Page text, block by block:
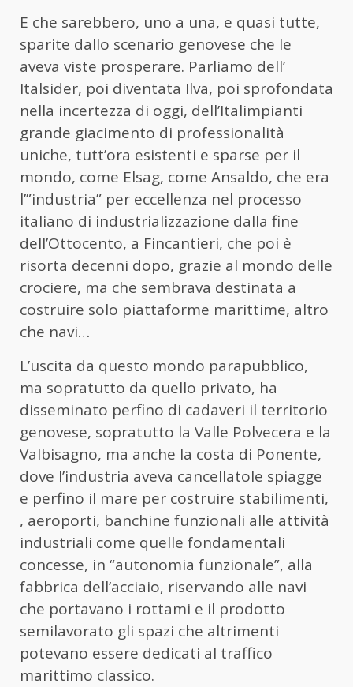
E che sarebbero, uno a una, e quasi tutte,
sparite dallo scenario genovese che le
aveva viste prosperare. Parliamo dell’
Italsider, poi diventata Ilva, poi sprofondata
nella incertezza di oggi, dell’Italimpianti
grande giacimento di professionalità
uniche, tutt’ora esistenti e sparse per il
mondo, come Elsag, come Ansaldo, che era
l’”industria” per eccellenza nel processo
italiano di industrializzazione dalla fine
dell’Ottocento, a Fincantieri, che poi è
risorta decenni dopo, grazie al mondo delle
crociere, ma che sembrava destinata a
costruire solo piattaforme marittime, altro
che navi…
L’uscita da questo mondo parapubblico,
ma sopratutto da quello privato, ha
disseminato perfino di cadaveri il territorio
genovese, sopratutto la Valle Polvecera e la
Valbisagno, ma anche la costa di Ponente,
dove l’industria aveva cancellatole spiagge
e perfino il mare per costruire stabilimenti,
, aeroporti, banchine funzionali alle attività
industriali come quelle fondamentali
concesse, in “autonomia funzionale”, alla
fabbrica dell’acciaio, riservando alle navi
che portavano i rottami e il prodotto
semilavorato gli spazi che altrimenti
potevano essere dedicati al traffico
marittimo classico.